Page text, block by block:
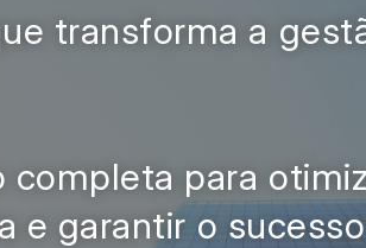
transforma a
completa para
e garantir o